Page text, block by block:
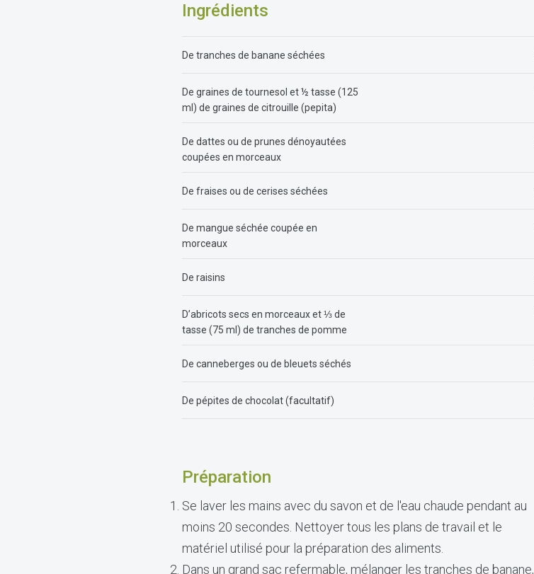
Ingrédients
De tranches de banane séchées
De graines de tournesol et ½ tasse (125
ml) de graines de citrouille (pepita)
De dattes ou de prunes dénoyautées
coupées en morceaux
De fraises ou de cerises séchées
De mangue séchée coupée en
morceaux
De raisins
D’abricots secs en morceaux et ⅓ de
tasse (75 ml) de tranches de pomme
De canneberges ou de bleuets séchés
De pépites de chocolat (facultatif)
Préparation
Se laver les mains avec du savon et de l'eau chaude pendant au
moins 20 secondes. Nettoyer tous les plans de travail et le
matériel utilisé pour la préparation des aliments.
Dans un grand sac refermable, mélanger les tranches de banane,